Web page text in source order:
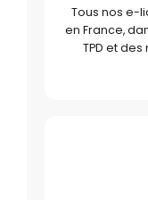
Tous nos e-
en France,
TPD et